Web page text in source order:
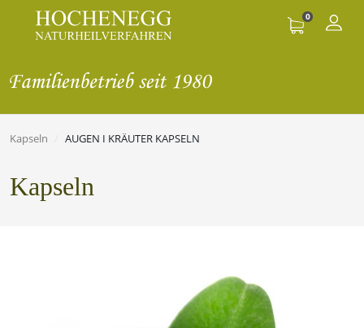
0
Kapseln AUGEN I KRÄUTER KAPSELN
Kapseln